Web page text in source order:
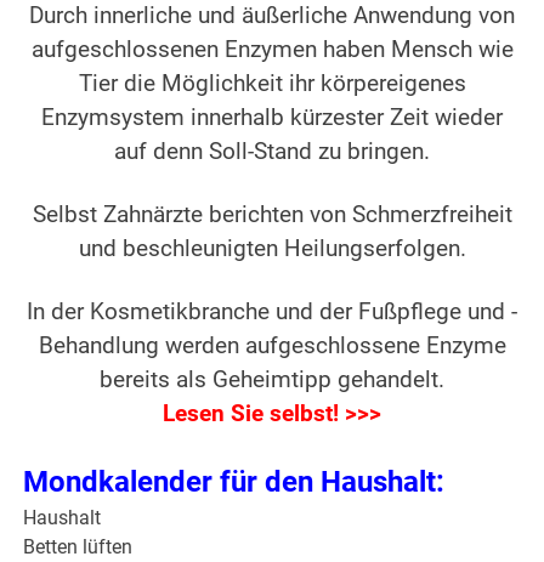
Durch innerliche und äußerliche Anwendung von
aufgeschlossenen Enzymen haben Mensch wie
Tier die Möglichkeit ihr körpereigenes
Enzymsystem innerhalb kürzester Zeit wieder
auf denn Soll-Stand zu bringen.
Selbst Zahnärzte berichten von Schmerzfreiheit
und beschleunigten Heilungserfolgen.
In der Kosmetikbranche und der Fußpflege und -
Behandlung werden aufgeschlossene Enzyme
bereits als Geheimtipp gehandelt.
Lesen Sie selbst! >>>
Mondkalender für den Haushalt:
Haushalt
Betten lüften